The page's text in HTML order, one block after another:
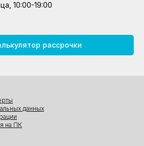
10:00-19:00
рассрочки
данных
на ПК